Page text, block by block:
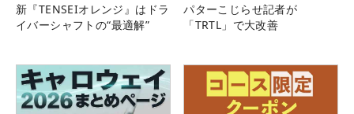
新『TENSEIオレンジ』はドラ
イバーシャフトの“最適解”
パターこじらせ記者が
「TRTL」で大改善